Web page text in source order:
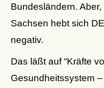
Bundesländern.
Sachsen hebt sich
negativ.
Das läßt auf “Kräfte
Gesundheitssystem